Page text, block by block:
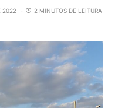
2022 2 MINUTOS DE LEITURA